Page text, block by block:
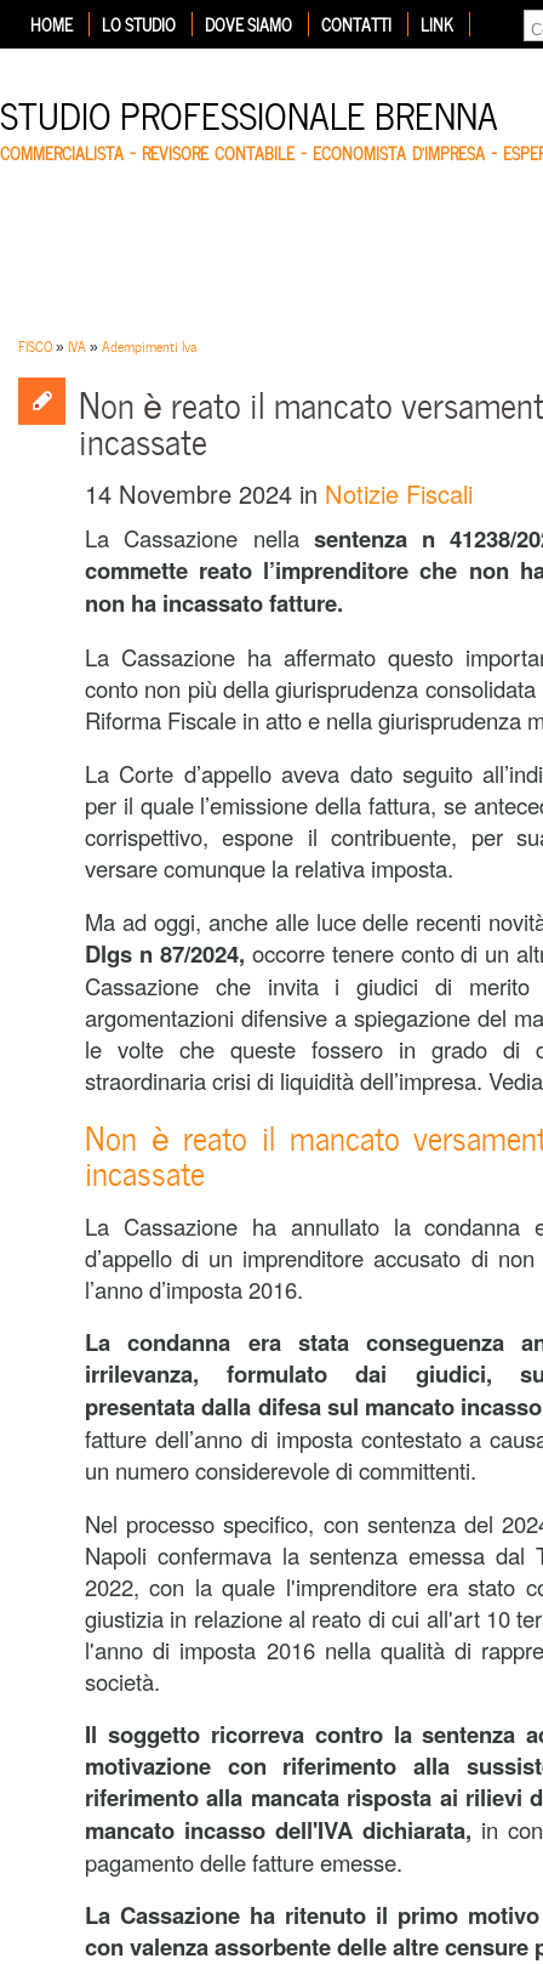
HOME LO STUDIO DOVE SIAMO CONTATTI LINK
STUDIO PROFESSIONALE BRENNA
COMMERCIALISTA – REVISORE CONTABILE – ECONOMISTA D'IMPRESA –
FISCO»IVA »Adempimenti Iva
Non è reato il mancato
incassate
14 Novembre 2024 in Notizie Fiscali
La Cassazione nella sentenza n 41238/
commette reato l’imprenditore che non
non ha incassato fatture.
La Cassazione ha affermato questo
conto non più della giurisprudenza
Riforma Fiscale in atto e nella giurisprudenza
La Corte d’appello aveva dato seguito
per il quale l’emissione della fattura, se
corrispettivo, espone il contribuente, per
versare comunque la relativa imposta.
Ma ad oggi, anche alle luce delle recenti
Dlgs n 87/2024, occorre tenere conto di un
Cassazione che invita i giudici di
argomentazioni difensive a spiegazione del
le volte che queste fossero in grado di
straordinaria crisi di liquidità dell’impresa.
Non è reato il mancato
incassate
La Cassazione ha annullato la condanna
d’appello di un imprenditore accusato di
l’anno d’imposta 2016.
La condanna era stata conseguenza
irrilevanza, formulato dai giudici,
presentata dalla difesa sul mancato
fatture dell’anno di imposta contestato a
un numero considerevole di committenti.
Nel processo specifico, con sentenza del
Napoli confermava la sentenza emessa dal
2022, con la quale l'imprenditore era stato
giustizia in relazione al reato di cui all'art 10
l'anno di imposta 2016 nella qualità di
società.
Il soggetto ricorreva contro la sentenza
motivazione con riferimento alla
riferimento alla mancata risposta ai rilievi
mancato incasso dell'IVA dichiarata, in
pagamento delle fatture emesse.
La Cassazione ha ritenuto il primo
con valenza assorbente delle altre censure